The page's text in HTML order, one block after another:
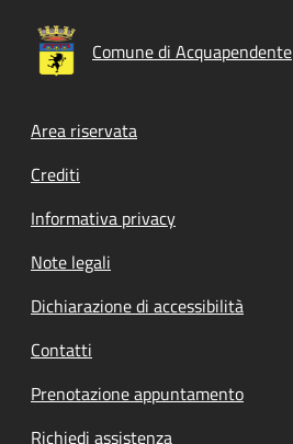
Comune di Acquapendente
Footer menu
Area riservata
Crediti
Informativa privacy
Note legali
Dichiarazione di accessibilità
Contatti
Prenotazione appuntamento
Richiedi assistenza